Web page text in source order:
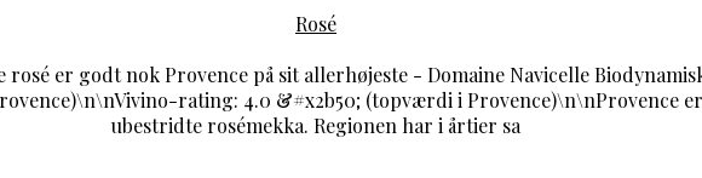
Rosé
rosé er godt nok Provence på sit allerhøjeste - Domaine Navicelle
rating: 4.0 &#x2b50; (topværdi i Provence)\n\nProvence
ubestridte rosémekka. Regionen har i årtier sa